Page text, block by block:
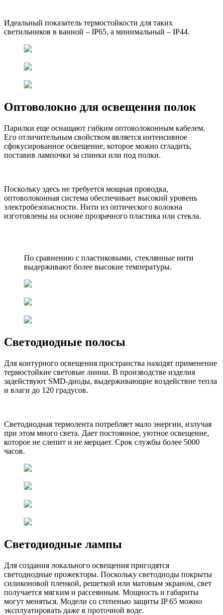
Идеальный показатель термостойкости для таких
светильников в ванной – IP65, а минимальный – IP44.
Оптоволокно для освещения полок
Парилки еще оснащают гибким оптоволоконным кабелем.
Его отличительным свойством является интенсивное
сфокусированное освещение, которое можно сгладить,
поставив лампочки за спинки или под полки.
Поскольку здесь не требуется мощная проводка,
оптоволоконная система обеспечивает высокий уровень
электробезопасности. Нити из оптического волокна
изготовлены на основе прозрачного пластика или стекла.
По сравнению с пластиковыми, стеклянные нити
выдерживают более высокие температуры.
Светодиодные полосы
Для контурного освещения пространства находят применение
термостойкие световые линии. В производстве изделия
задействуют SMD-диоды, выдерживающие воздействие тепла
и влаги до 120 градусов.
Светодиодная термолента потребляет мало энергии, излучая
при этом много света. Дает постоянное, уютное освещение,
которое не слепит и не мерцает. Срок службы более 5000
часов.
Светодиодные лампы
Для создания локального освещения пригодятся
светодиодные прожекторы. Поскольку светодиоды покрыты
силиконовой пленкой, решеткой или матовым экраном, свет
получается мягким и рассеянным. Мощность и габариты
могут меняться. Модели со степенью защиты IP 65 можно
эксплуатировать даже в проточной воде.